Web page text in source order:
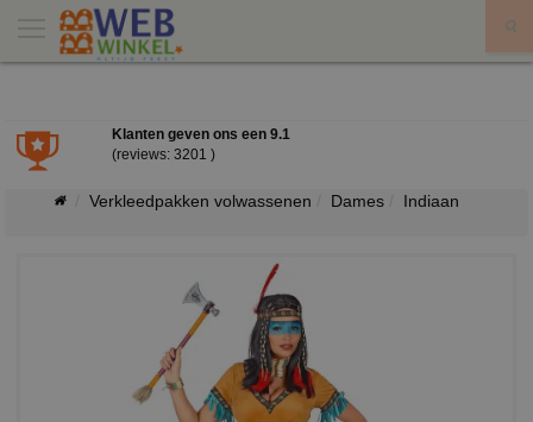
Klanten geven ons een 9.1
(reviews: 3201 )
Verkleedpakken volwassenen Dames Indiaan